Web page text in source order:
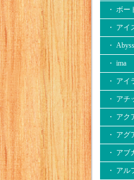
・ ボー
・ ア
・
・ ima
・ ア
・ アチ
・ アク
・ アグ
・ アブ
・ アル